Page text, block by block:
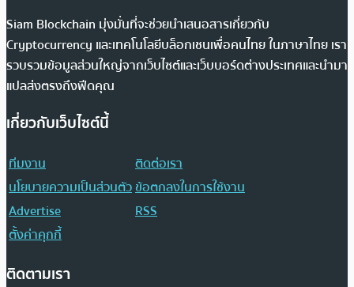
Siam Blockchain มุ่งมั่นที่จะช่วยนำเสนอสารเกี่ยวกับ
Cryptocurrency และเทคโนโลยีบล็อกเชนเพื่อคนไทย ในภาษาไทย เรา
รวบรวมข้อมูลส่วนใหญ่จากเว็บไซต์และเว็บบอร์ดต่างประเทศและนำมา
แปลส่งตรงถึงฟีดคุณ
เกี่ยวกับเว็บไซต์นี้
ทีมงาน
ติดต่อเรา
นโยบายความเป็นส่วนตัวข้อตกลงในการใช้งาน
Advertise
RSS
ตั้งค่าคุกกี้
ติดตามเรา